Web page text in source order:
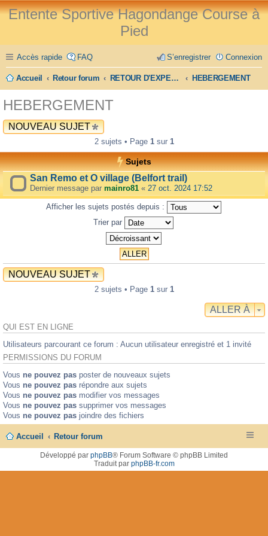
Entente Sportive Hagondange Course à
Pied
Accès rapide FAQ Connexion
S’enregistrer
Accueil Retour forum RETOUR D'EXPERIENCE HEBERGEMENT
HEBERGEMENT
NOUVEAU SUJET
2 sujets • Page 1sur 1
Sujets
San Remo et O village (Belfort trail)
Dernier message par mainro81 « 27 oct. 2024 17:52
Afficher les sujets postés depuis :
Trier par
NOUVEAU SUJET
2 sujets • Page 1sur 1
ALLER À
QUI EST EN LIGNE
Utilisateurs parcourant ce forum : Aucun utilisateur enregistré et 1 invité
PERMISSIONS DU FORUM
Vous ne pouvez pas poster de nouveaux sujets
Vous ne pouvez pas répondre aux sujets
Vous ne pouvez pas modifier vos messages
Vous ne pouvez pas supprimer vos messages
Vous ne pouvez pas joindre des fichiers
Accueil Retour forum
Développé par phpBB® Forum Software © phpBB Limited
Traduit par phpBB-fr.com